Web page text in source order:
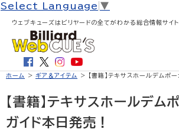
Select Language ▼
ウェブキューズはビリヤードの全てがわかる総合情報サイト
ホーム > ギア＆アイテム > 【書籍】テキサスホールデムポ
【書籍】テキサスホールデム
ガイド本日発売！